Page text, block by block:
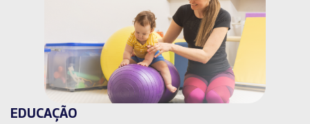
EDUCAÇÃO